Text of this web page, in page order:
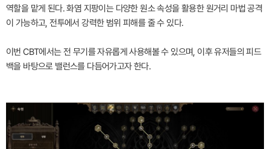
역할을 맡게 된다. 화염 지팡이는 다양한 원소 속성을 활용한 원거리 마법 공격
이 가능하고, 전투에서 강력한 범위 피해를 줄 수 있다.
이번 CBT에서는 전 무기를 자유롭게 사용해볼 수 있으며, 이후 유저들의 피드
백을 바탕으로 밸런스를 다듬어가고자 한다.